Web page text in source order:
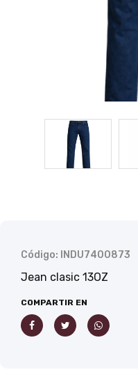
Código: INDU7400873
Jean clasic 13OZ
COMPARTIR EN